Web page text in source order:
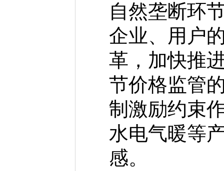
自然垄断环
企业、用户
革，加快推
节价格监管
制激励约束
水电气暖等
感。